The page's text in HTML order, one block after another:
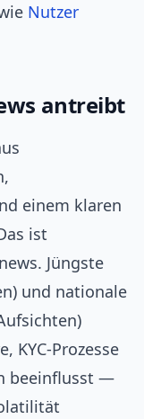
Nutzer
antreibt
einem klaren
ist
Jüngste
und nationale
KYC-Prozesse
beeinflusst —